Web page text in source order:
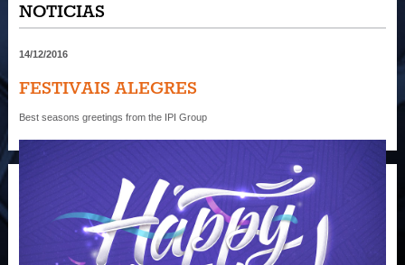
NOTICIAS
14/12/2016
FESTIVAIS ALEGRES
Best seasons greetings from the IPI Group